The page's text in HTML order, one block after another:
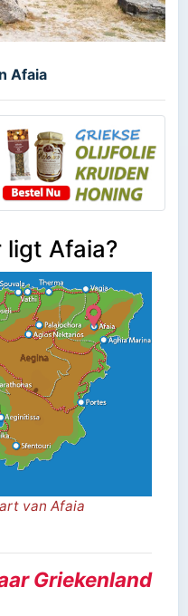
Afaia
ligt Afaia?
van Afaia
Griekenland